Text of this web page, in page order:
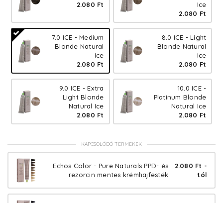
2.080 Ft
Ice
2.080 Ft
7.0 ICE - Medium
Blonde Natural
Ice
2.080 Ft
8.0 ICE - Light
Blonde Natural
Ice
2.080 Ft
9.0 ICE - Extra
Light Blonde
Natural Ice
2.080 Ft
10.0 ICE -
Platinum Blonde
Natural Ice
2.080 Ft
KAPCSOLÓDÓ TERMÉKEK
Echos Color - Pure Naturals PPD- és
rezorcin mentes krémhajfesték
2.080 Ft -
tól